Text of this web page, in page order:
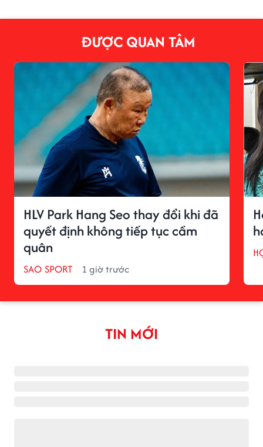
ĐƯỢC QUAN TÂM
HLV Park Hang Seo thay đổi khi đã
quyết định không tiếp tục cầm
quân
SAO SPORT 1 giờ trước
TIN MỚI